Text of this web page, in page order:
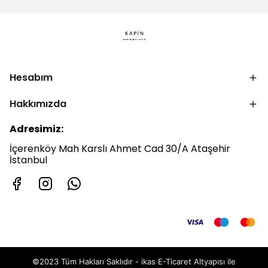
Hesabım
Hakkımızda
Adresimiz:
İçerenköy Mah Karslı Ahmet Cad 30/A Ataşehir
İstanbul
©2023 Tüm Hakları Saklıdır - ikas E-Ticaret Altyapısı ile